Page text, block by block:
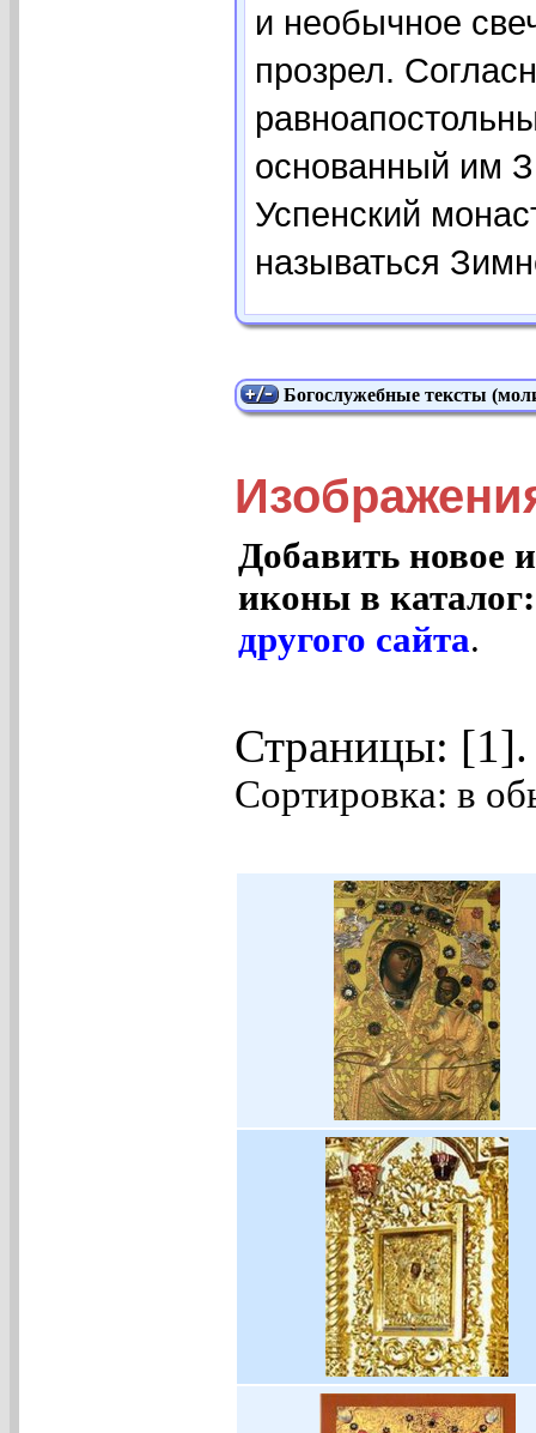
и необычное
прозрел.
основанный им
Успенский
называться
Богослужебные тексты
Добавить новое
иконы в
другого сайта.
Страницы:
Сортировка: в